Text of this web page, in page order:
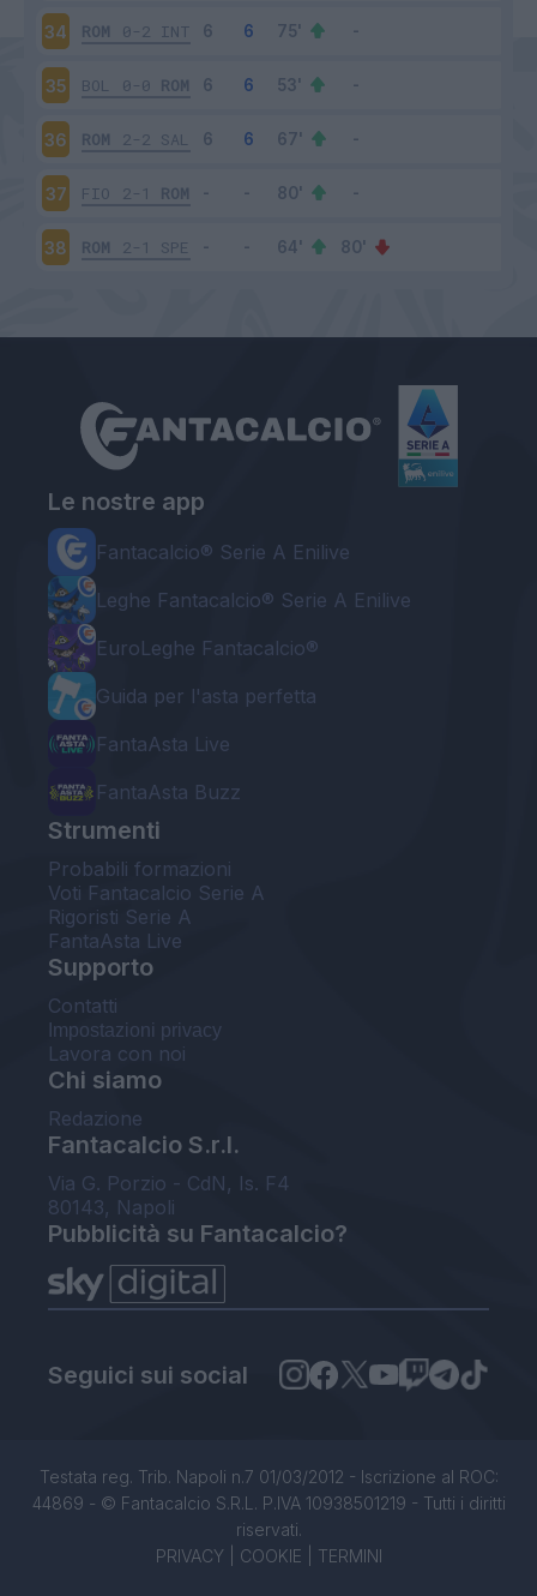
34 ROM 0-2 INT
35 BOL 0-0 ROM
36 ROM 2-2 SAL
37 FIO 2-1 ROM
38 ROM 2-1 SPE
Le nostre app
Fantacalcio® Serie A Enilive
Leghe Fantacalcio® Serie A Enilive
EuroLeghe Fantacalcio®
Guida per l'asta perfetta
FantaAsta Live
FantaAsta Buzz
Strumenti
Probabili formazioni
Voti Fantacalcio Serie A
Rigoristi Serie A
FantaAsta Live
Supporto
Contatti
Impostazioni privacy
Lavora con noi
Chi siamo
Redazione
Fantacalcio S.r.l.
Via G. Porzio - CdN, Is. F4
80143, Napoli
Pubblicità su Fantacalcio?
Seguici sui social
Testata reg. Trib. Napoli n.7 01/03/2012 - Iscrizione al ROC:
44869 - © Fantacalcio S.R.L. P.IVA 10938501219 - Tutti i diritti
riservati.
PRIVACY| COOKIE TERMINI